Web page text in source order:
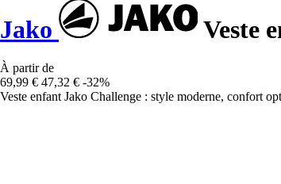
Jako Veste
À partir de
69,99 € 47,32 € -32%
Veste enfant Jako Challenge : style moderne, confort